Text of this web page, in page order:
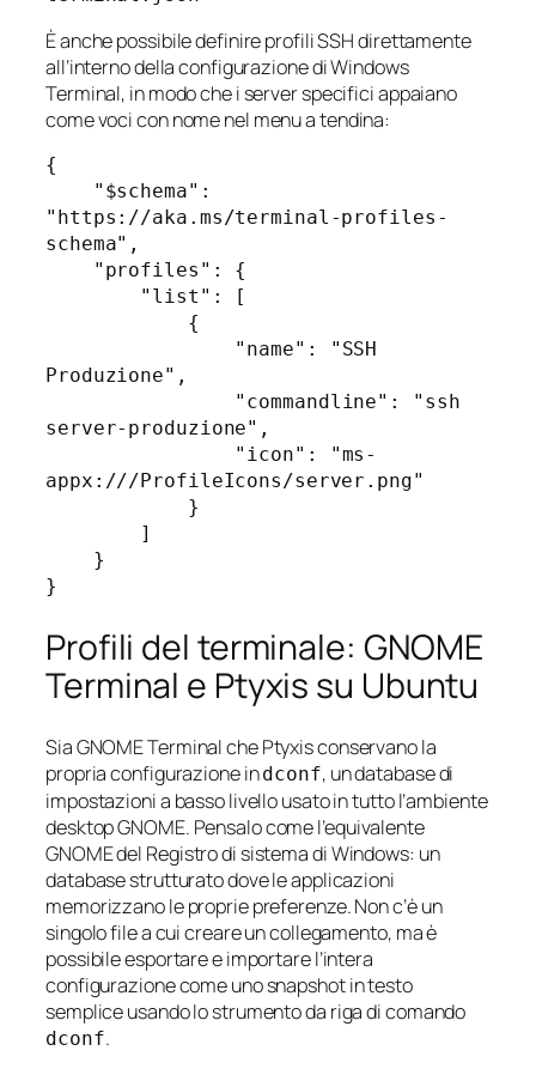
È anche possibile definire profili SSH direttamente
all’interno della configurazione di Windows
Terminal, in modo che i server specifici appaiano
come voci con nome nel menu a tendina:
{
"https://aka.ms/terminal-profiles-
schema",
Produzione",
server-produzione",
appx:///ProfileIcons/server.png"
Profili del terminale: GNOME
Terminal e Ptyxis su Ubuntu
Sia GNOME Terminal che Ptyxis conservano la
propria configurazione indconf, un database di
impostazioni a basso livello usato in tutto l’ambiente
desktop GNOME. Pensalo come l’equivalente
GNOME del Registro di sistema di Windows: un
database strutturato dove le applicazioni
memorizzano le proprie preferenze. Non c’è un
singolo file a cui creare un collegamento, ma è
possibile esportare e importare l’intera
configurazione come uno snapshot in testo
semplice usando lo strumento da riga di comando
dconf.